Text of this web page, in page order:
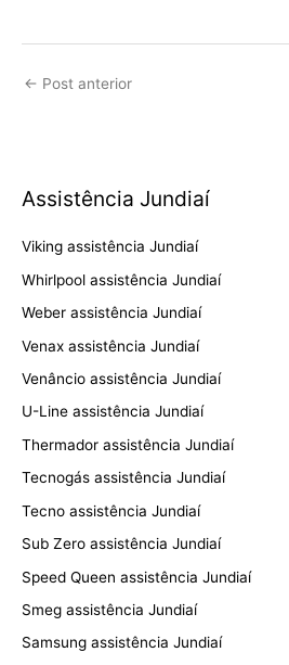
← Post anterior
Assistência Jundiaí
Viking assistência Jundiaí
Whirlpool assistência Jundiaí
Weber assistência Jundiaí
Venax assistência Jundiaí
Venâncio assistência Jundiaí
U-Line assistência Jundiaí
Thermador assistência Jundiaí
Tecnogás assistência Jundiaí
Tecno assistência Jundiaí
Sub Zero assistência Jundiaí
Speed Queen assistência Jundiaí
Smeg assistência Jundiaí
Samsung assistência Jundiaí